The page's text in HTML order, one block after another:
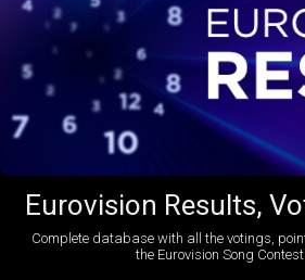
Eurovision Results,
Complete database with all the votings,
the Eurovision Song